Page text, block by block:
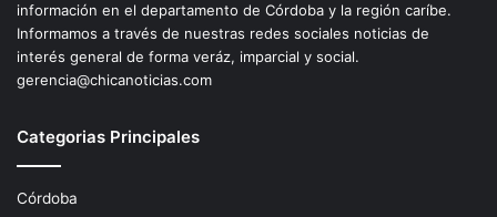
información en el departamento de Córdoba y la región caríbe.
Informamos a través de nuestras redes sociales noticias de
interés general de forma veráz, imparcial y social.
gerencia@chicanoticias.com
Categorias Principales
Córdoba